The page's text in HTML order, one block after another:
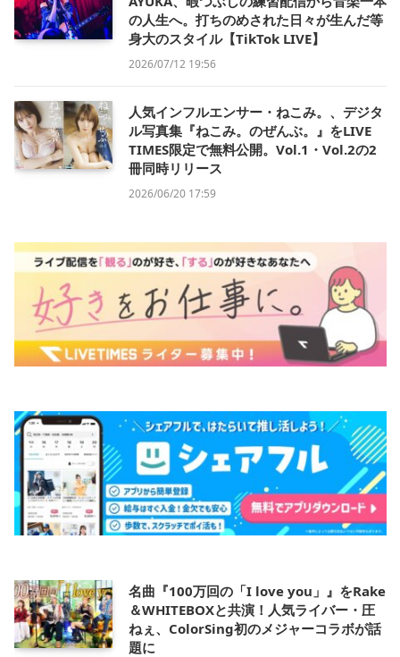
の人生へ。打ちのめされた日々が生んだ等
身大のスタイル【TikTok LIVE】
2026/07/12 19:56
人気インフルエンサー・ねこみ。、デジタ
ル写真集『ねこみ。のぜんぶ。』をLIVE
TIMES限定で無料公開。Vol.1・Vol.2の2
冊同時リリース
2026/06/20 17:59
名曲『100万回の「I love you」』をRake
＆WHITEBOXと共演！人気ライバー・圧
ねぇ、ColorSing初のメジャーコラボが話
題に